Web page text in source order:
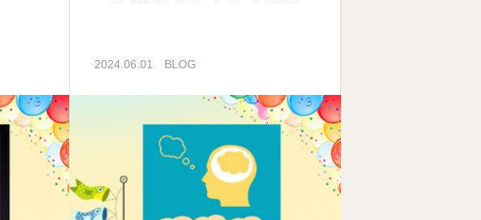
2024.06.01 BLOG